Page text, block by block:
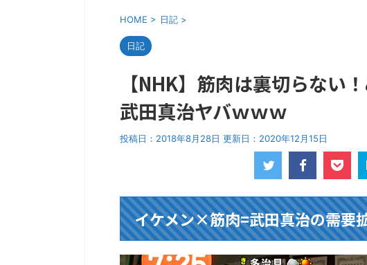
HOME > 日記 >
日記
【NHK】筋肉は裏切らない
武田真治ヤバｗｗｗ
投稿日：2018年8月28日 更新日： 2020年12月15日
イケメン×筋肉=武田真治の需要